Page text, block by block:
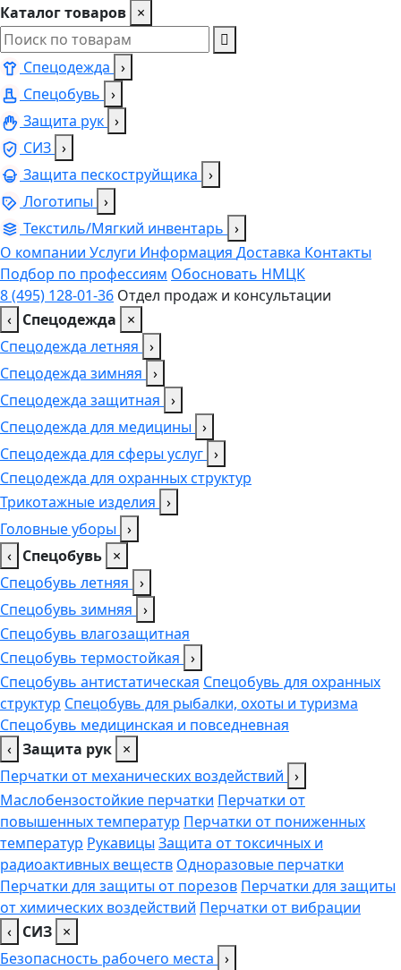
Каталог товаров ×
Спецодежда ›
Спецобувь ›
Защита рук ›
СИЗ ›
Защита пескоструйщика ›
Логотипы ›
Текстиль/Мягкий инвентарь ›
О компании Услуги Информация Доставка Контакты
Подбор по профессиям Обосновать НМЦК
8 (495) 128-01-36 Отдел продаж и консультации
‹ Спецодежда
×
Спецодежда летняя ›
Спецодежда зимняя ›
Спецодежда защитная ›
Спецодежда для медицины ›
Спецодежда для сферы услуг ›
Спецодежда для охранных структур
Трикотажные изделия ›
Головные уборы ›
‹ Спецобувь ×
Спецобувь летняя ›
Спецобувь зимняя ›
Спецобувь влагозащитная
Спецобувь термостойкая ›
Спецобувь антистатическая Спецобувь для охранных
структур Спецобувь для рыбалки, охоты и туризма
Спецобувь медицинская и повседневная
‹ Защита рук ×
Перчатки от механических воздействий ›
Маслобензостойкие перчатки Перчатки от
повышенных температур Перчатки от пониженных
температур Рукавицы Защита от токсичных и
радиоактивных веществ Одноразовые перчатки
Перчатки для защиты от порезов Перчатки для защиты
от химических воздействий Перчатки от вибрации
‹ СИЗ ×
Безопасность рабочего места ›